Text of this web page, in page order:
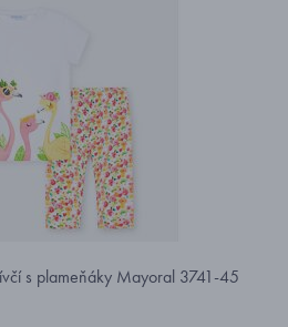
s plameňáky Mayoral 3741-45